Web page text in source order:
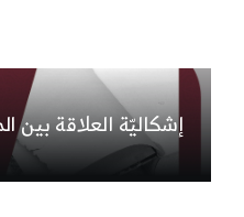
إشكاليّة العلاقة بين